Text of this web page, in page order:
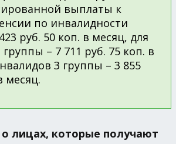
выплаты к
по инвалидности
руб. 50 коп. в месяц, для
– 7 711 руб. 75 коп. в
3 группы – 3 855
месяц.
о лицах, которые получают